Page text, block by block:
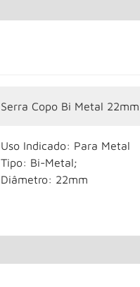
Serra Copo Bi Metal
Uso Indicado: Para Metal
Tipo: Bi-Metal;
Diâmetro: 22mm